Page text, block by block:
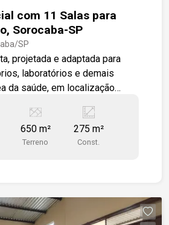
com 11 Salas para
Sorocaba-SP
SP
projetada e adaptada para
laboratórios e demais
da saúde, em localização
com
75 m²; -Sala de espera com
20 m²; -11 salas privativas,
exclusivas para clientes e
650 m²
Terreno
275 m²
Const.